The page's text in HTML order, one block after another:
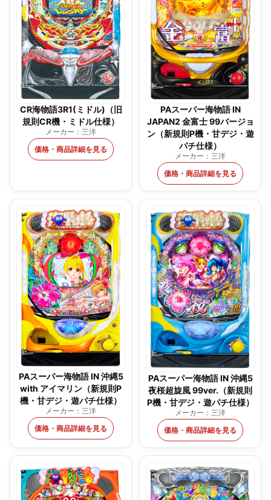
CR海物語3R1(ミドル)（旧
規則CR機・ミドル仕様）
メーカー：三洋
価格・商品詳細を見る
PAスーパー海物語 IN
JAPAN2 金富士 99バージョ
ン（新規則P機・甘デジ・遊
パチ仕様）
メーカー：三洋
価格・商品詳細を見る
PAスーパー海物語 IN 沖縄5
with アイマリン（新規則P
機・甘デジ・遊パチ仕様）
メーカー：三洋
価格・商品詳細を見る
PAスーパー海物語 IN 沖縄5
夜桜超旋風 99ver.（新規則
P機・甘デジ・遊パチ仕様）
メーカー：三洋
価格・商品詳細を見る